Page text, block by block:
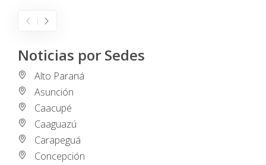
Noticias por Sedes
Alto Paraná
Asunción
Caacupé
Caaguazú
Carapeguá
Concepción